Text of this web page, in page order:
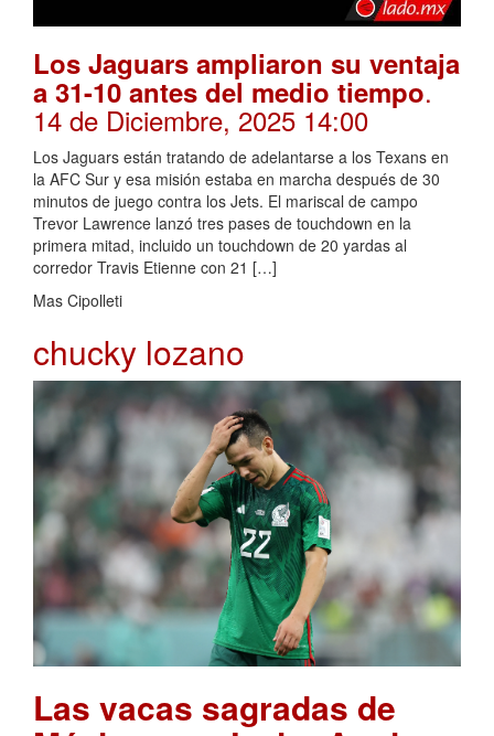
Los Jaguars ampliaron su ventaja
a 31-10 antes del medio tiempo.
14 de Diciembre, 2025 14:00
Los Jaguars están tratando de adelantarse a los Texans en
la AFC Sur y esa misión estaba en marcha después de 30
minutos de juego contra los Jets. El mariscal de campo
Trevor Lawrence lanzó tres pases de touchdown en la
primera mitad, incluido un touchdown de 20 yardas al
corredor Travis Etienne con 21 […]
Mas Cipolleti
chucky lozano
Las vacas sagradas de